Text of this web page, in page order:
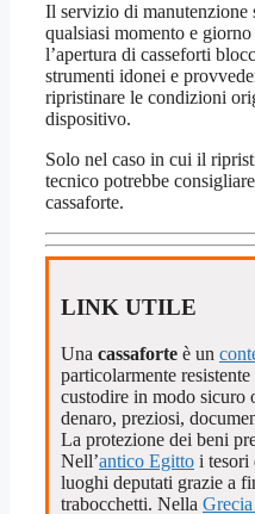
Il servizio di manutenzione
qualsiasi momento e
l’apertura di casseforti
strumenti idonei e
ripristinare le condizioni
dispositivo.
Solo nel caso in cui il
tecnico potrebbe
cassaforte.
LINK UTILE
Una cassaforte è un
particolarmente
custodire in modo sicuro
denaro, preziosi,
La protezione dei beni
Nell’antico Egitto i tesori
luoghi deputati grazie a
trabocchetti. Nella